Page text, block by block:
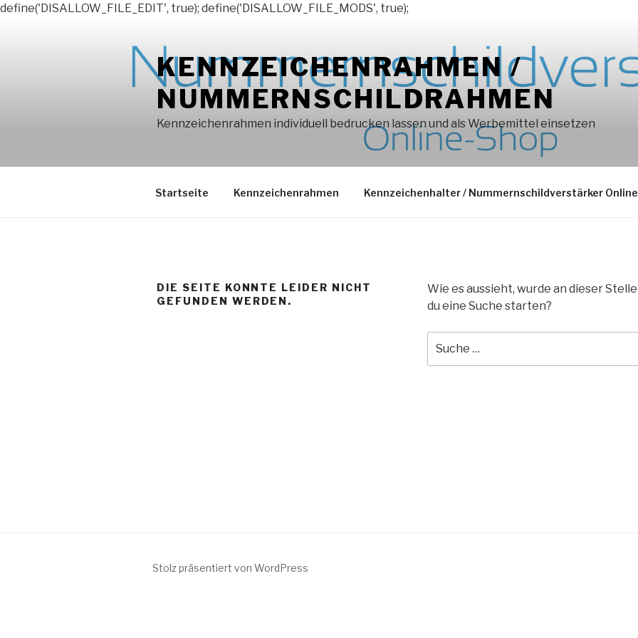
define('DISALLOW_FILE_EDIT', true); define('DISALLOW_FILE_MODS', true);
KENNZEICHENRAHMEN /
NUMMERNSCHILDRAHMEN
Kennzeichenrahmen individuell bedrucken lassen und als Werbemittel einsetzen
Startseite Kennzeichenrahmen Kennzeichenhalter / Nummernschildverstärker
DIE SEITE KONNTE LEIDER NICHT
GEFUNDEN WERDEN.
Wie es aussieht, wurde an dieser
du eine Suche starten?
nach:
Stolz präsentiert von WordPress